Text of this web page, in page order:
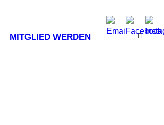
MITGLIED WERDEN